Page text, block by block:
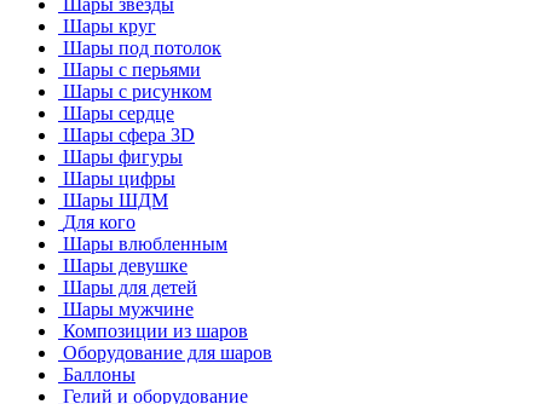
Шары круг
Шары под потолок
Шары с перьями
Шары с рисунком
Шары сердце
Шары сфера 3D
Шары фигуры
Шары цифры
Шары ШДМ
Для кого
Шары влюбленным
Шары девушке
Шары для детей
Шары мужчине
Композиции из шаров
Оборудование для шаров
Баллоны
Гелий и оборудование